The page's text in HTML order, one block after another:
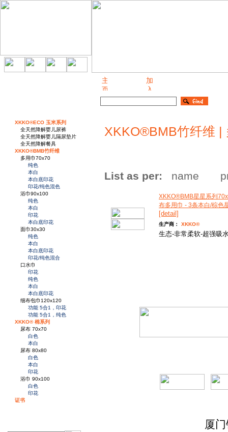
XKKO®ECO 玉米系列
全天然降解婴儿尿裤
全天然降解婴儿隔尿垫片
全天然降解餐具
XKKO®BMB竹纤维
多用巾70x70
纯色
本白
本白底印花
印花/纯色混色
浴巾90x100
纯色
本白
印花
本白底印花
面巾30x30
纯色
本白
本白底印花
印花/纯色混合
口水巾
印花
纯色
本白
本白底印花
细布包巾120x120
功能 5合1，印花
功能 5合1，纯色
XKKO® 棉系列
尿布 70x70
白色
本白
尿布 80x80
白色
本白
印花
浴巾 90x100
白色
印花
证书
XKKO®BMB竹纤维 |
List as per: name
XKKO®BMB星星系列
布多用巾 - 3条本白/棕色
[detail]
生产商： XKKO®
生态-非常柔软-超强吸
厦